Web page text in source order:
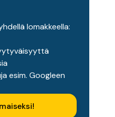
lomakkeella:
esim. Googleen